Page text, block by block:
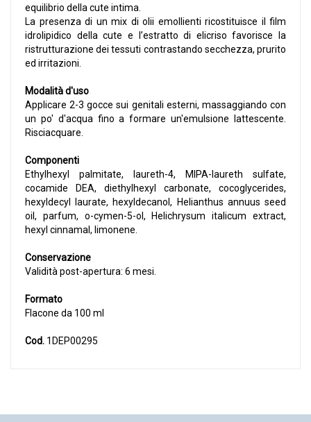
equilibrio della cute intima.
La presenza di un mix di olii emollienti ricostituisce il film
idrolipidico della cute e l’estratto di elicriso favorisce la
ristrutturazione dei tessuti contrastando secchezza, prurito
ed irritazioni.
Modalità d'uso
Applicare 2-3 gocce sui genitali esterni, massaggiando con
un po' d'acqua fino a formare un'emulsione lattescente.
Risciacquare.
Componenti
Ethylhexyl palmitate, laureth-4, MIPA-laureth sulfate,
cocamide DEA, diethylhexyl carbonate, cocoglycerides,
hexyldecyl laurate, hexyldecanol, Helianthus annuus seed
oil, parfum, o-cymen-5-ol, Helichrysum italicum extract,
hexyl cinnamal, limonene.
Conservazione
Validità post-apertura: 6 mesi.
Formato
Flacone da 100 ml
Cod. 1DEP00295